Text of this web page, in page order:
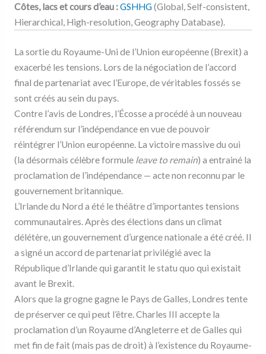
Côtes, lacs et cours d’eau :GSHHG(Global, Self-consistent,
Hierarchical, High-resolution, Geography Database).
La sortie du Royaume-Uni de l’Union européenne (Brexit) a
exacerbé les tensions. Lors de la négociation de l’accord
final de partenariat avec l’Europe, de véritables fossés se
sont créés au sein du pays.
Contre l’avis de Londres, l’Écosse a procédé à un nouveau
référendum sur l’indépendance en vue de pouvoir
réintégrer l’Union européenne. La victoire massive du oui
(la désormais célèbre formule leave to remain) a entrainé la
proclamation de l’indépendance — acte non reconnu par le
gouvernement britannique.
L’Irlande du Nord a été le théâtre d’importantes tensions
communautaires. Après des élections dans un climat
délétère, un gouvernement d’urgence nationale a été créé. Il
a signé un accord de partenariat privilégié avec la
République d’Irlande qui garantit le statu quo qui existait
avant le Brexit.
Alors que la grogne gagne le Pays de Galles, Londres tente
de préserver ce qui peut l’être. Charles III accepte la
proclamation d’un Royaume d’Angleterre et de Galles qui
met fin de fait (mais pas de droit) à l’existence du Royaume-